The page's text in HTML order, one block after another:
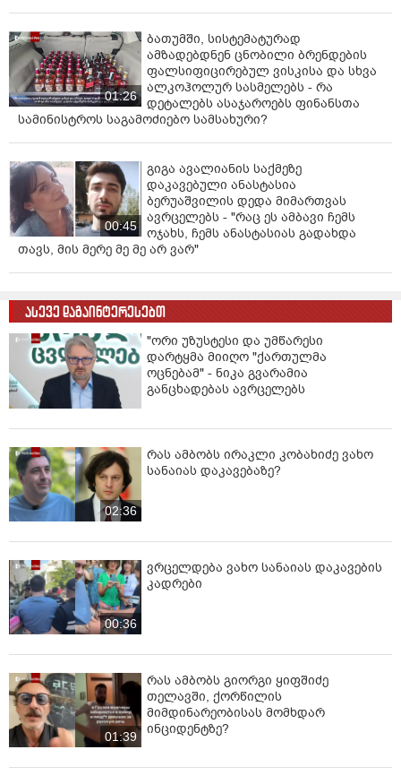
01:26
ბათუმში, სისტემატურად
ამზადებდნენ ცნობილი ბრენდების
ფალსიფიცირებულ ვისკისა და სხვა
ალკოჰოლურ სასმელებს - რა
დეტალებს ასაჯაროებს ფინანსთა
სამინისტროს საგამოძიებო სამსახური?
00:45
გიგა ავალიანის საქმეზე
დაკავებული ანასტასია
ბერუაშვილის დედა მიმართვას
ავრცელებს - "რაც ეს ამბავი ჩემს
ოჯახს, ჩემს ანასტასიას გადახდა
თავს, მის მერე მე მე არ ვარ"
ასევე დაგაინტერესებთ
"ორი უზუსტესი და უმწარესი
დარტყმა მიიღო "ქართულმა
ოცნებამ" - ნიკა გვარამია
განცხადებას ავრცელებს
02:36
რას ამბობს ირაკლი კობახიძე ვახო
სანაიას დაკავებაზე?
00:36
ვრცელდება ვახო სანაიას დაკავების
კადრები
01:39
რას ამბობს გიორგი ყიფშიძე
თელავში, ქორწილის
მიმდინარეობისას მომხდარ
ინციდენტზე?